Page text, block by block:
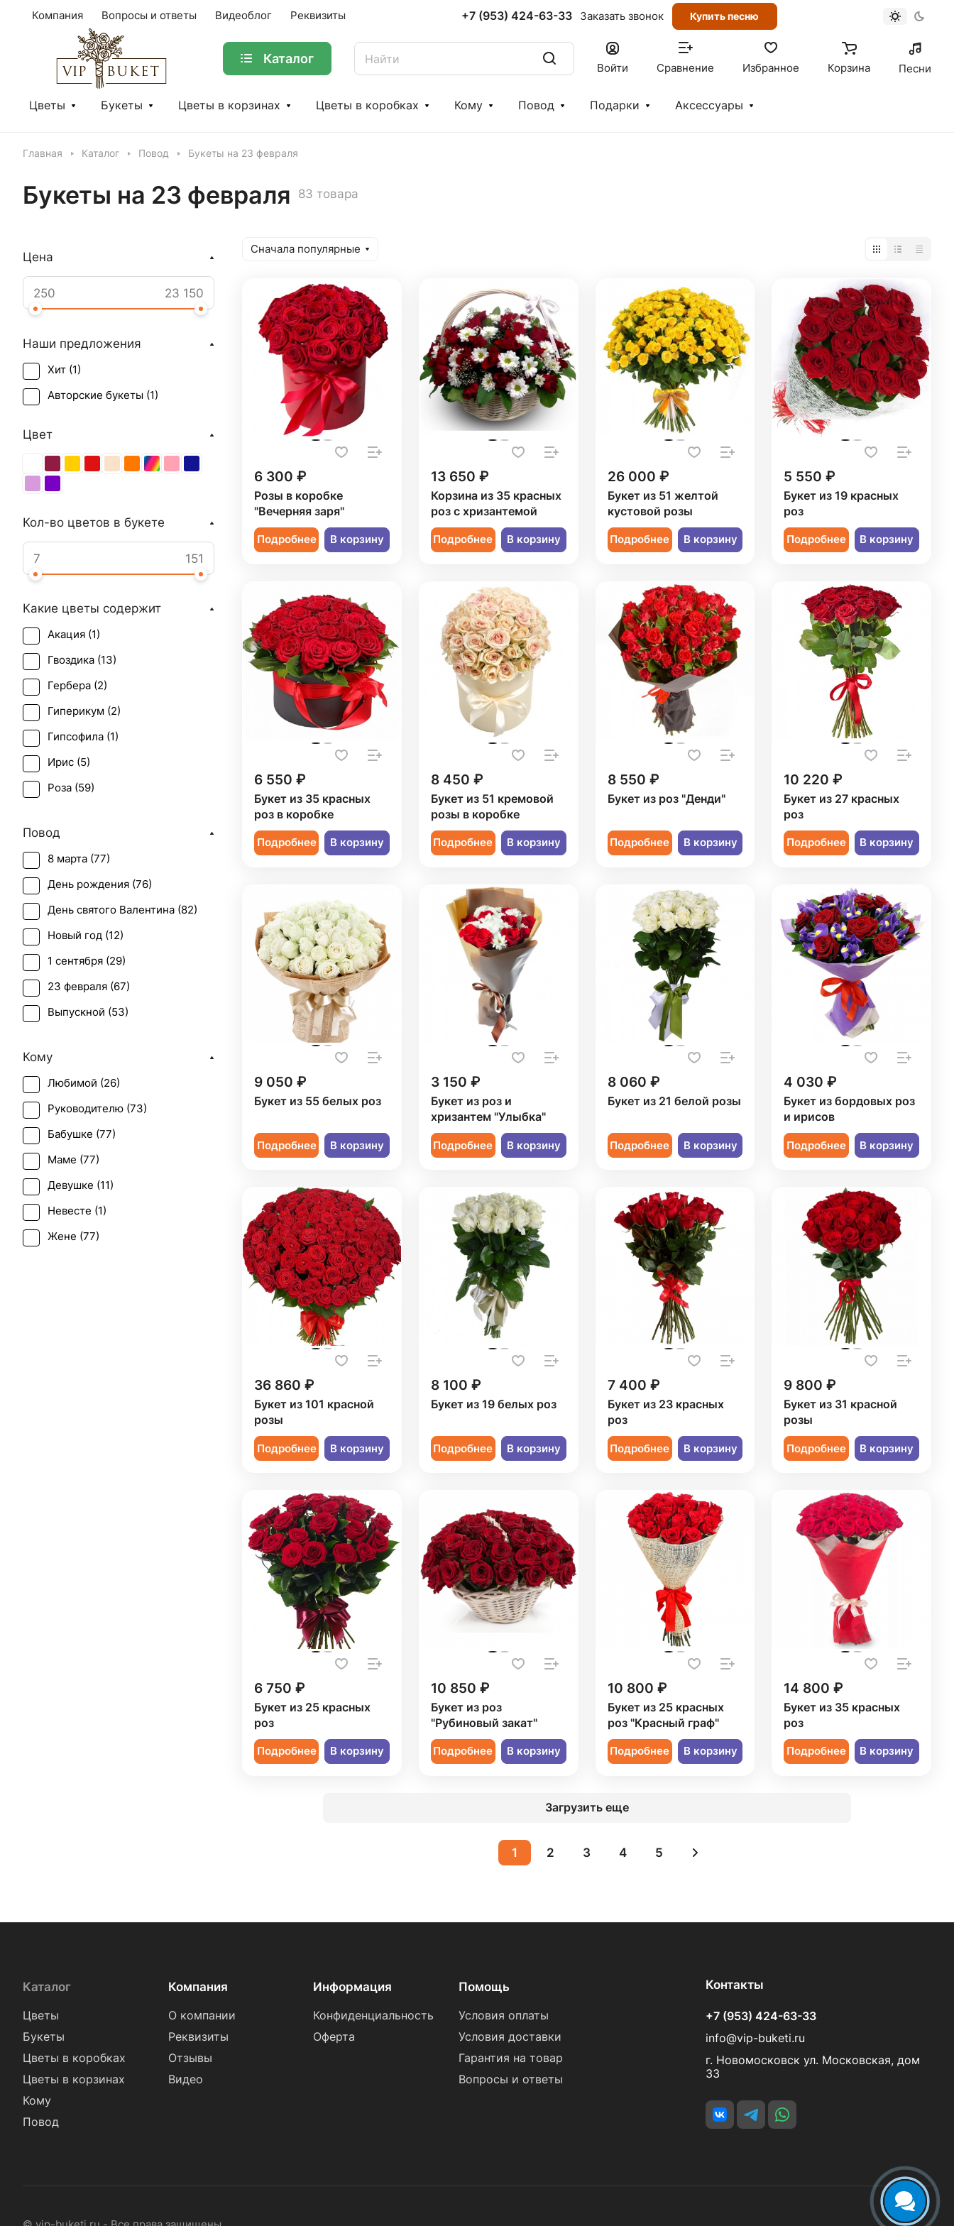
Компания Вопросы и ответы Видеоблог Реквизиты +7 (953) 424-63-33 Заказать звонок Купить песню
Каталог
Войти Сравнение Избранное Корзина Песни
Цветы Букеты Цветы в корзинах Цветы в коробках Кому Повод Подарки Аксессуары
Главная Каталог Повод Букеты на 23 февраля
Букеты на 23 февраля 83 товара
Сначала популярные
6 300 ₽
Розы в коробке
"Вечерняя заря"
Подробнее В корзину
13 650 ₽
Корзина из 35 красных
роз с хризантемой
Подробнее В корзину
26 000 ₽
Букет из 51 желтой
кустовой розы
Подробнее В корзину
5 550 ₽
Букет из 19 красных
роз
Подробнее В корзину
6 550 ₽
Букет из 35 красных
роз в коробке
Подробнее В корзину
8 450 ₽
Букет из 51 кремовой
розы в коробке
Подробнее В корзину
8 550 ₽
Букет из роз "Денди"
Подробнее В корзину
10 220 ₽
Букет из 27 красных
роз
Подробнее В корзину
9 050 ₽
Букет из 55 белых роз
Подробнее В корзину
3 150 ₽
Букет из роз и
хризантем "Улыбка"
Подробнее В корзину
8 060 ₽
Букет из 21 белой розы
Подробнее В корзину
4 030 ₽
Букет из бордовых роз
и ирисов
Подробнее В корзину
36 860 ₽
Букет из 101 красной
розы
Подробнее В корзину
8 100 ₽
Букет из 19 белых роз
Подробнее В корзину
7 400 ₽
Букет из 23 красных
роз
Подробнее В корзину
9 800 ₽
Букет из 31 красной
розы
Подробнее В корзину
6 750 ₽
Букет из 25 красных
роз
Подробнее В корзину
10 850 ₽
Букет из роз
"Рубиновый закат"
Подробнее В корзину
10 800 ₽
Букет из 25 красных
роз "Красный граф"
Подробнее В корзину
14 800 ₽
Букет из 35 красных
роз
Подробнее В корзину
Загрузить еще
1 2 3 4 5
Цена
Наши предложения
Хит (1)
Авторские букеты (1)
Цвет
Кол-во цветов в букете
Какие цветы содержит
Акация (1)
Гвоздика (13)
Гербера (2)
Гиперикум (2)
Гипсофила (1)
Ирис (5)
Роза (59)
Тюльпан (
Хризантема (
Эустома (1)
Повод
8 марта (77)
День рождения (76)
День святого Валентина (82)
Новый год (12)
1 сентября (29)
23 февраля (67)
Выпускной (53)
День учителя (
Пасха (5)
Первое свидание (66
Последний звонок (
Рождение ребенка (
Рождество (12
Татьянин день (
Траур (3)
Кому
Любимой (26)
Руководителю (73)
Бабушке (77)
Маме (77)
Девушке (11)
Невесте (1)
Жене (77)
Каталог
Цветы
Букеты
Цветы в коробках
Цветы в корзинах
Кому
Повод
Компания
О компании
Реквизиты
Отзывы
Видео
Информация
Конфиденциальность
Оферта
Помощь
Условия оплаты
Условия доставки
Гарантия на товар
Вопросы и ответы
Контакты
+7 (953) 424-63-33
info@vip-buketi.ru
г. Новомосковск ул. Московская, дом
33